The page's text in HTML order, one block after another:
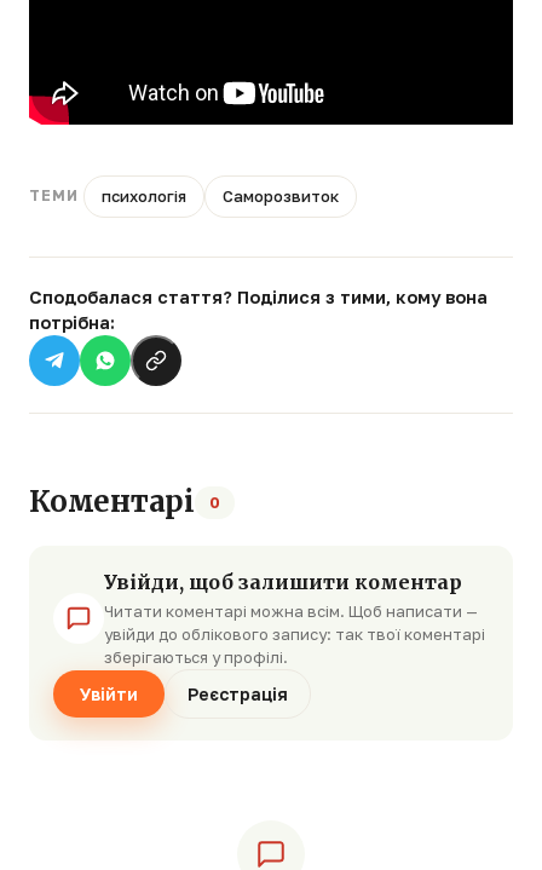
ТЕМИ психологія Саморозвиток
Сподобалася стаття? Поділися з тими, кому вона
потрібна:
Коментарі 0
Увійди, щоб залишити коментар
Читати коментарі можна всім. Щоб написати —
увійди до облікового запису: так твої коментарі
зберігаються у профілі.
Увійти Реєстрація